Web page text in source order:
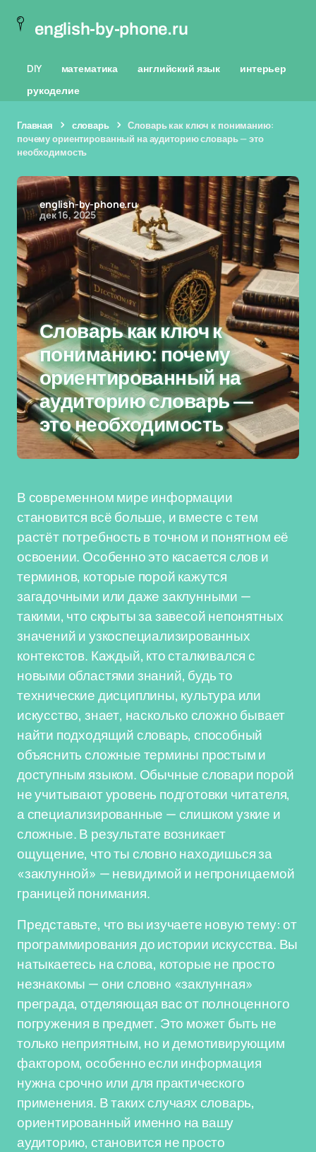
english-by-phone.ru
DIY математика английский язык
интерьер
рукоделие
Главная словарь
Словарь как ключ к пониманию:
почему ориентированный на аудиторию словарь — это
необходимость
english-by-phone.ru
дек 16, 2025
Словарь как ключ к
пониманию: почему
ориентированный на
аудиторию словарь —
это необходимость
В современном мире информации
становится всё больше, и вместе с тем
растёт потребность в точном и понятном её
освоении. Особенно это касается слов и
терминов, которые порой кажутся
загадочными или даже заклунными —
такими, что скрыты за завесой непонятных
значений и узкоспециализированных
контекстов. Каждый, кто сталкивался с
новыми областями знаний, будь то
технические дисциплины, культура или
искусство, знает, насколько сложно бывает
найти подходящий словарь, способный
объяснить сложные термины простым и
доступным языком. Обычные словари порой
не учитывают уровень подготовки читателя,
а специализированные — слишком узкие и
сложные. В результате возникает
ощущение, что ты словно находишься за
«заклунной» — невидимой и непроницаемой
границей понимания.
Представьте, что вы изучаете новую тему: от
программирования до истории искусства. Вы
натыкаетесь на слова, которые не просто
незнакомы — они словно «заклунная»
преграда, отделяющая вас от полноценного
погружения в предмет. Это может быть не
только неприятным, но и демотивирующим
фактором, особенно если информация
нужна срочно или для практического
применения. В таких случаях словарь,
ориентированный именно на вашу
аудиторию, становится не просто